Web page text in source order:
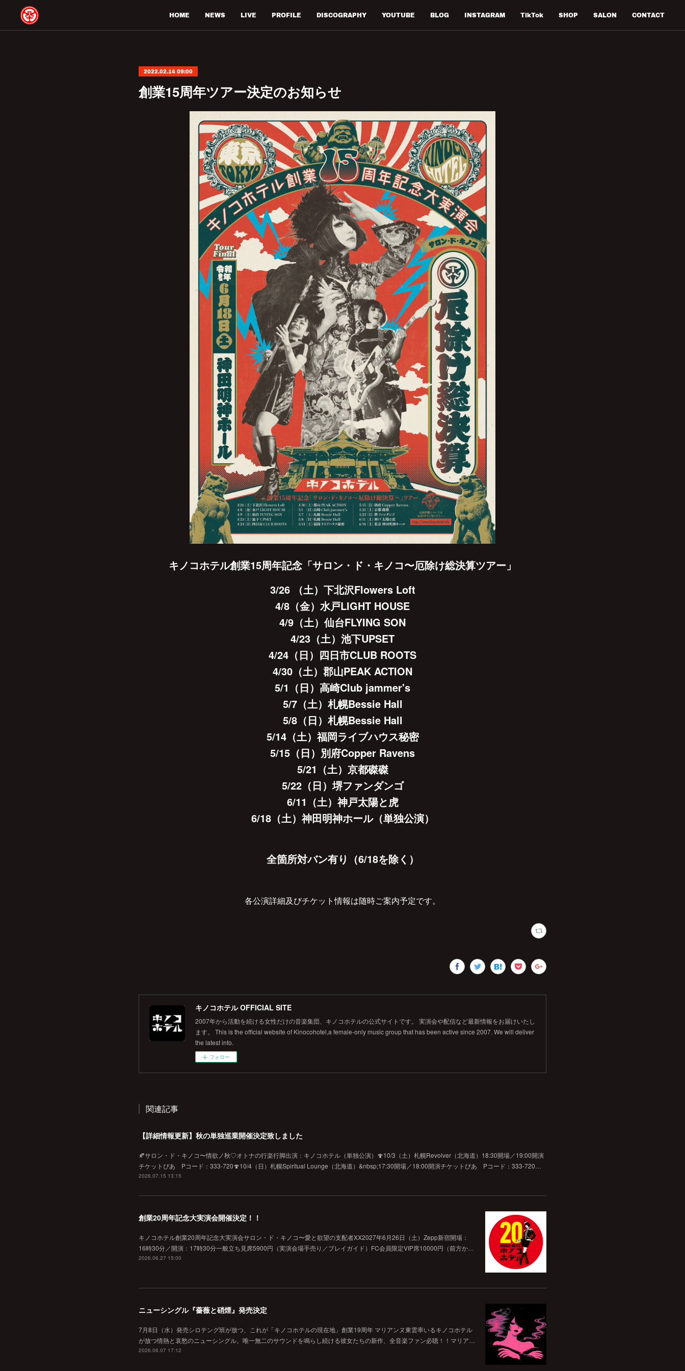
HOME NEWS LIVE PROFILE DISCOGRAPHY YOUTUBE BLOG INSTAGRAM TikTok SHOP SALON CONTACT
2022.02.14 09:00
創業15周年ツアー決定のお知らせ
キノコホテル創業15周年記念「サロン・ド・キノコ〜厄除け総決算ツアー」
3/26 （土）下北沢Flowers Loft
4/8（金）水戸LIGHT HOUSE
4/9（土）仙台FLYING SON
4/23（土）池下UPSET
4/24（日）四日市CLUB ROOTS
4/30（土）郡山PEAK ACTION
5/1（日）高崎Club jammer's
5/7（土）札幌Bessie Hall
5/8（日）札幌Bessie Hall
5/14（土）福岡ライブハウス秘密
5/15（日）別府Copper Ravens
5/21（土）京都磔磔
5/22（日）堺ファンダンゴ
6/11（土）神戸太陽と虎
6/18（土）神田明神ホール（単独公演）
全箇所対バン有り（6/18を除く）
各公演詳細及びチケット情報は随時ご案内予定です。
キノコホテル OFFICIAL SITE
2007年から活動を続ける女性だけの音楽集団、キノコホテルの公式サイトです。 実演会や配信など最新情報をお届けいたし
ます。 This is the official website of Kinocohotel,a female-only music group that has been active since 2007. We will deliver
the latest info.
フォロー
関連記事
【詳細情報更新】秋の単独巡業開催決定致しました
🍂サロン・ド・キノコ〜情欲ノ秋♡オトナの行楽行脚出演：キノコホテル（単独公演）🍄10/3（土）札幌Revolver（北海道）18:30開場／19:00開演
チケットぴあ Pコード：333-720🍄10/4（日）札幌Spiritual Lounge（北海道）&nbsp;17:30開場／18:00開演チケットぴあ Pコード：333-720…
2026.07.15 13:15
創業20周年記念大実演会開催決定！！
キノコホテル創業20周年記念大実演会サロン・ド・キノコ〜愛と欲望の支配者XX2027年6月26日（土）Zepp新宿開場：
16時30分／開演：17時30分一般立ち見席5900円（実演会場手売り／プレイガイド）FC会員限定VIP席10000円（前方か…
2026.06.27 15:00
ニューシングル『薔薇と硝煙』発売決定
7月8日（水）発売シロテング班が放つ、これが「キノコホテルの現在地」創業19周年 マリアンヌ東雲率いるキノコホテル
が放つ情熱と哀愁のニューシングル。唯一無二のサウンドを鳴らし続ける彼女たちの新作、全音楽ファン必聴！！マリア…
2026.06.07 17:12